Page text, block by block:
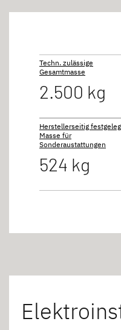
Techn. zulässige
Gesamtmasse
2.500 kg
Herstellerseitig
Masse für
Sonderaustattungen
524 kg